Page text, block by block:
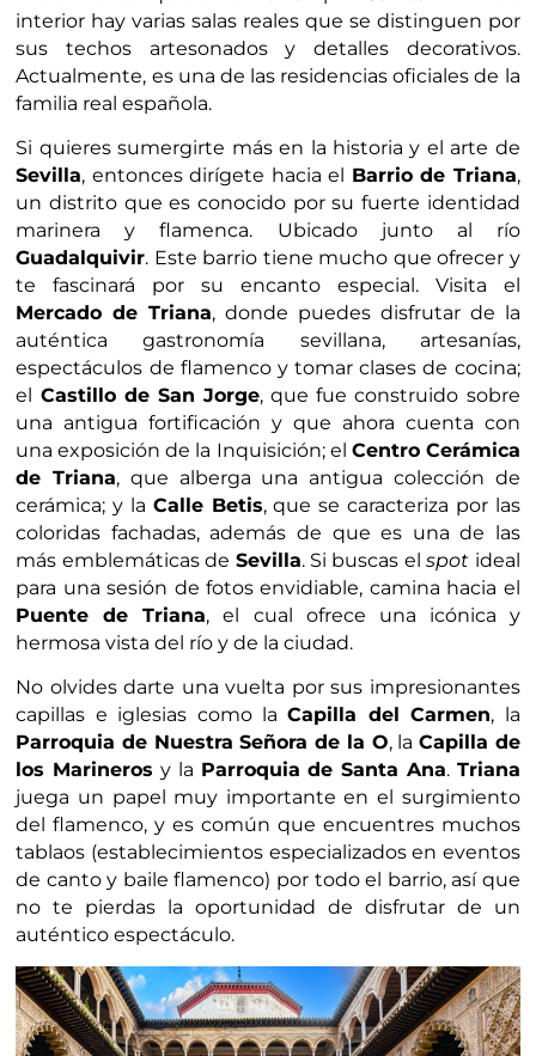
interior hay varias salas reales que se distinguen por
sus techos artesonados y detalles decorativos.
Actualmente, es una de las residencias oficiales de la
familia real española.
Si quieres sumergirte más en la historia y el arte de
Sevilla, entonces dirígete hacia el Barrio de Triana,
un distrito que es conocido por su fuerte identidad
marinera y flamenca. Ubicado junto al río
Guadalquivir. Este barrio tiene mucho que ofrecer y
te fascinará por su encanto especial. Visita el
Mercado de Triana, donde puedes disfrutar de la
auténtica gastronomía sevillana, artesanías,
espectáculos de flamenco y tomar clases de cocina;
el Castillo de San Jorge, que fue construido sobre
una antigua fortificación y que ahora cuenta con
una exposición de la Inquisición; el Centro Cerámica
de Triana, que alberga una antigua colección de
cerámica; y la Calle Betis, que se caracteriza por las
coloridas fachadas, además de que es una de las
más emblemáticas de Sevilla. Si buscas elspot ideal
para una sesión de fotos envidiable, camina hacia el
Puente de Triana, el cual ofrece una icónica y
hermosa vista del río y de la ciudad.
No olvides darte una vuelta por sus impresionantes
capillas e iglesias como laCapilla del Carmen, la
Parroquia de Nuestra Señora de la O, la Capilla de
los Marineros y la Parroquia de Santa Ana. Triana
juega un papel muy importante en el surgimiento
del flamenco, y es común que encuentres muchos
tablaos (establecimientos especializados en eventos
de canto y baile flamenco) por todo el barrio, así que
no te pierdas la oportunidad de disfrutar de un
auténtico espectáculo.